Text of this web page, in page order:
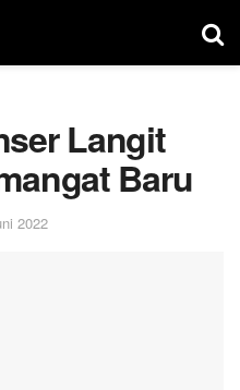
Langit
Baru
2022